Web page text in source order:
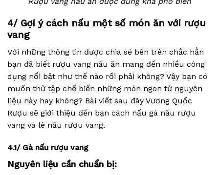
4/ Gợi ý cách nấu một số món ăn với rượu
vang
Với những thông tin được chia sẻ bên trên chắc hẳn
bạn đã biết rượu vang nấu ăn mang đến nhiều công
dụng nổi bật như thế nào rồi phải không? Vậy bạn có
muốn thử tập chế biến những món ngon từ nguyên
liệu này hay không? Bài viết sau đây Vương Quốc
Rượu sẽ giới thiệu đến bạn cách nấu gà nấu rượu
vang và lê nấu rượu vang.
4.1/ Gà nấu rượu vang
Nguyên liệu cần chuẩn bị: